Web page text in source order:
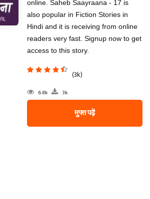
online. Saheb Saayraana - 17 is
also popular in Fiction Stories in
Hindi and it is receiving from online
readers very fast. Signup now to get
access to this story.
(3k)
6.8k 3k
मुफ्त पढ़ें